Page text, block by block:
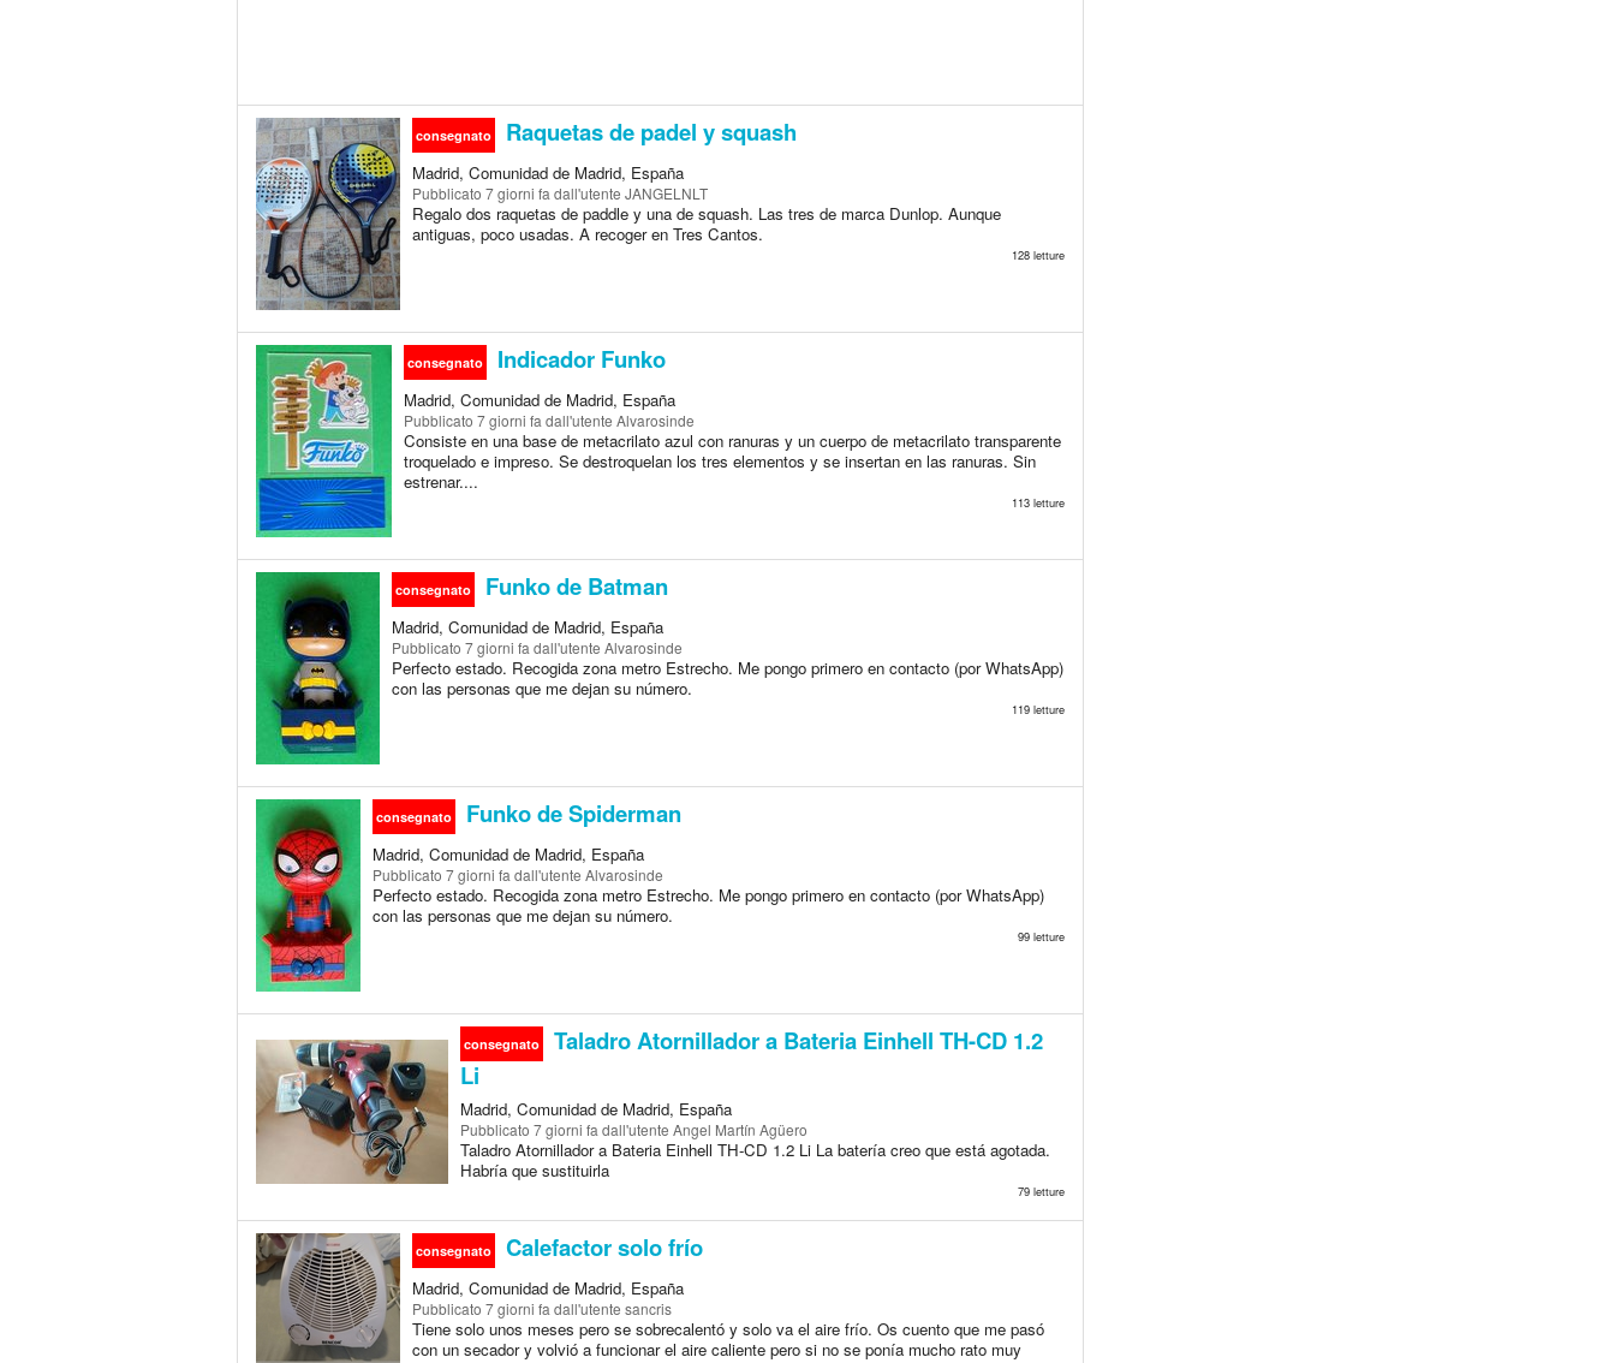
consegnato Raquetas de padel y squash
Madrid, Comunidad de Madrid, España
Pubblicato 7 giorni fa dall'utente JANGELNLT
Regalo dos raquetas de paddle y una de squash. Las tres de marca Dunlop. Aunque
antiguas, poco usadas. A recoger en Tres Cantos.
128 letture
consegnato Indicador Funko
Madrid, Comunidad de Madrid, España
Pubblicato 7 giorni fa dall'utente Alvarosinde
Consiste en una base de metacrilato azul con ranuras y un cuerpo de metacrilato transparente
troquelado e impreso. Se destroquelan los tres elementos y se insertan en las ranuras. Sin
estrenar....
113 letture
consegnato Funko de Batman
Madrid, Comunidad de Madrid, España
Pubblicato 7 giorni fa dall'utente Alvarosinde
Perfecto estado. Recogida zona metro Estrecho. Me pongo primero en contacto (por WhatsApp)
con las personas que me dejan su número.
119 letture
consegnato Funko de Spiderman
Madrid, Comunidad de Madrid, España
Pubblicato 7 giorni fa dall'utente Alvarosinde
Perfecto estado. Recogida zona metro Estrecho. Me pongo primero en contacto (por WhatsApp)
con las personas que me dejan su número.
99 letture
consegnato
Taladro Atornillador a Bateria Einhell TH-CD 1.2
Li
Madrid, Comunidad de Madrid, España
Pubblicato 7 giorni fa dall'utente Angel Martín Agüero
Taladro Atornillador a Bateria Einhell TH-CD 1.2 Li La batería creo que está agotada.
Habría que sustituirla
79 letture
consegnato Calefactor solo frío
Madrid, Comunidad de Madrid, España
Pubblicato 7 giorni fa dall'utente sancris
Tiene solo unos meses pero se sobrecalentó y solo va el aire frío. Os cuento que me pasó
con un secador y volvió a funcionar el aire caliente pero si no se ponía mucho rato muy